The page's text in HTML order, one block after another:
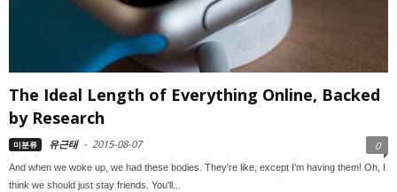
The Ideal Length of Everything Online, Backed
by Research
미분류 유근태 - 2015-08-07 0
And when we woke up, we had these bodies. They're like, except I'm having them! Oh, I
think we should just stay friends. You'll...